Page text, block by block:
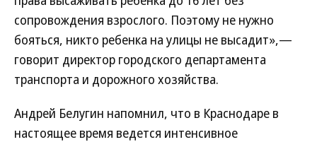
сопровождения взрослого. Поэтому не нужно
бояться, никто ребенка на улицы не высадит»,—
говорит директор городского департамента
транспорта и дорожного хозяйства.
Андрей Белугин напомнил, что в Краснодаре в
настоящее время ведется интенсивное